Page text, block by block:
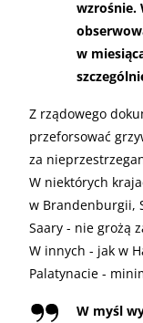
wzrośnie.
w
Z rządowego
przeforsować
za
W niektórych
w Brandenburgii,
Saary - nie grożą
W innych - jak w
Palatynacie -
W myśl